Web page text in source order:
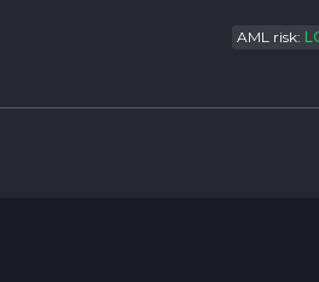
AML risk: